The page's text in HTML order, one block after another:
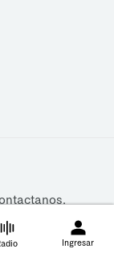
.
Ingresar